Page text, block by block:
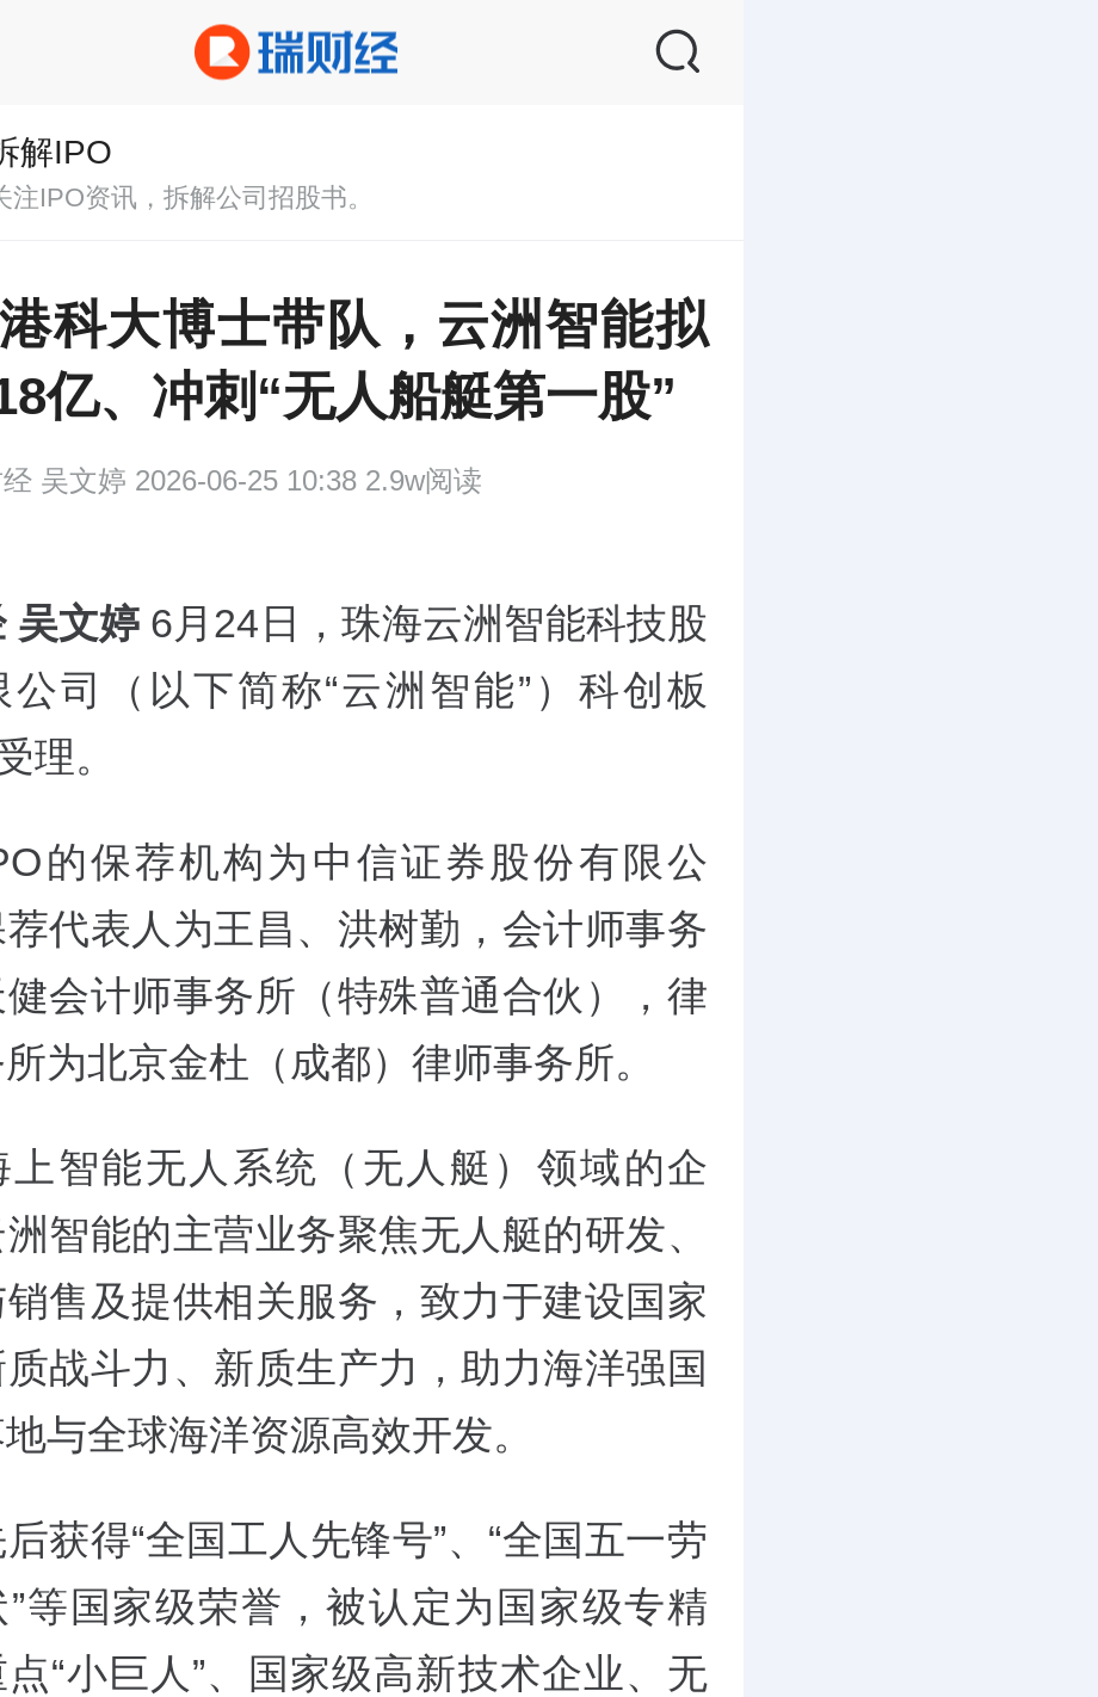
解IPO
注IPO资讯，拆解公司招股书。
科大博士带队，云洲智能拟
亿、冲刺“无人船艇第一股”
吴文婷 2026-06-25 10:38 2.9w阅读
吴文婷 6月24日，珠海云洲智能科技股
公司（以下简称“云洲智能”）科创板
理。
的保荐机构为中信证券股份有限公
代表人为王昌、洪树勤，会计师事务
会计师事务所（特殊普通合伙），律
为北京金杜（成都）律师事务所。
上智能无人系统（无人艇）领域的企
智能的主营业务聚焦无人艇的研发、
售及提供相关服务，致力于建设国家
战斗力、新质生产力，助力海洋强国
与全球海洋资源高效开发。
获得“全国工人先锋号”、“全国五一劳
等国家级荣誉，被认定为国家级专精
“小巨人”、国家级高新技术企业、无